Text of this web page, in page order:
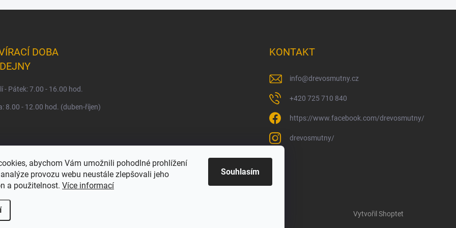
abychom Vám umožnili pohodlné prohlížení
provozu webu neustále zlepšovali jeho
a použitelnost. Více informací
Souhlasím
DOBA
- Pátek: 7.00 - 16.00 hod.
8.00 - 12.00 hod. (duben-říjen)
KONTAKT
info@drevosmutny.cz
+420 725 710 840
https://www.facebook.com/drevosmutny/
drevosmutny/
Vytvořil Shoptet